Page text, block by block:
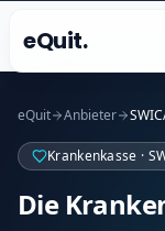
eQuit.
eQuit Anbieter
Krankenkasse ·
Die